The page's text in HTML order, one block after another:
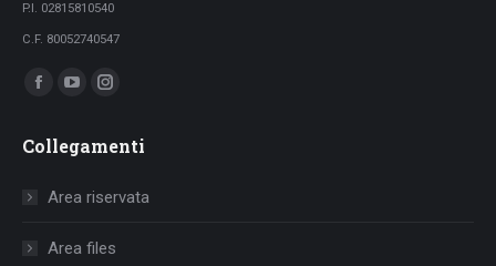
P.I. 02815810540
C.F. 80052740547
Ci puoi trovare su:
Facebook
opens
window
YouTube
opens
window
Instagram
opens
Collegamenti
Area riservata
Area files